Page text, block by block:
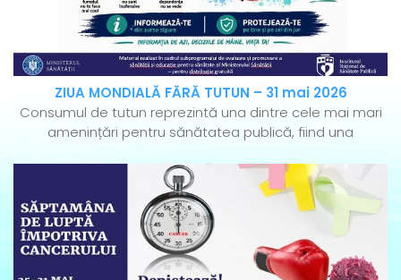
ZIUA MONDIALĂ FĂRĂ TUTUN – 31 mai 2026
Consumul de tutun reprezintă una dintre cele mai mari
amenințări pentru sănătatea publică, fiind una